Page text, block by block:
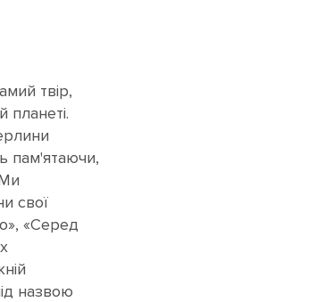
твір,
планеті.
пам'ятаючи,
свої
«Серед
назвою